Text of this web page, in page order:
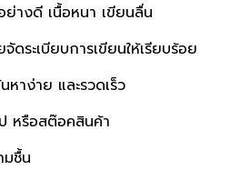
ย่างดี เนื้อหนา เขียนลื่น
ดระเบียบการเขียนให้เรียบร้อย
าง่าย และรวดเร็ว
หรือสต๊อคสินค้า
มชื้น